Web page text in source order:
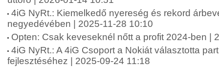
4iG NyRt.: Kiemelkedő nyereség és rekord
negyedévében | 2025-11-28 10:10
Opten: Csak keveseknél nőtt a profit 2024-ben |
4iG NyRt.: A 4iG Csoport a Nokiát választotta
fejlesztéséhez | 2025-09-24 11:18